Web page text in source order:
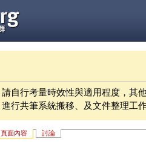
自行考量時效性與適用程度，其
行共筆系統搬移、及文件整理工
頁面內容 討論